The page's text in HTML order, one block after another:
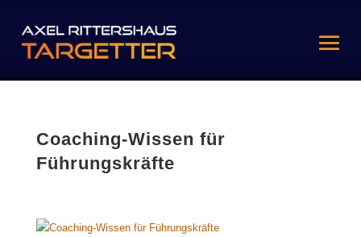
Coaching-Wissen für
Führungskräfte